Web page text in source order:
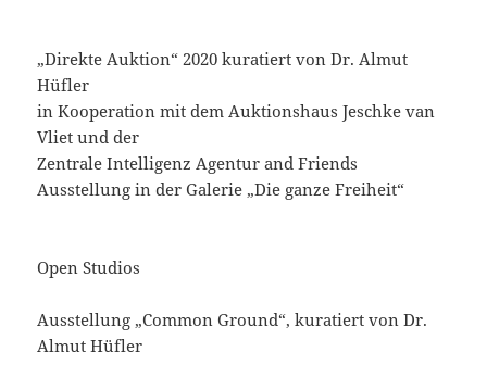
„Direkte Auktion“ 2020 kuratiert von Dr. Almut
Hüfler
in Kooperation mit dem Auktionshaus Jeschke van
Vliet und der
Zentrale Intelligenz Agentur and Friends
Ausstellung in der Galerie „Die ganze Freiheit“
Open Studios
Ausstellung „Common Ground“, kuratiert von Dr.
Almut Hüfler